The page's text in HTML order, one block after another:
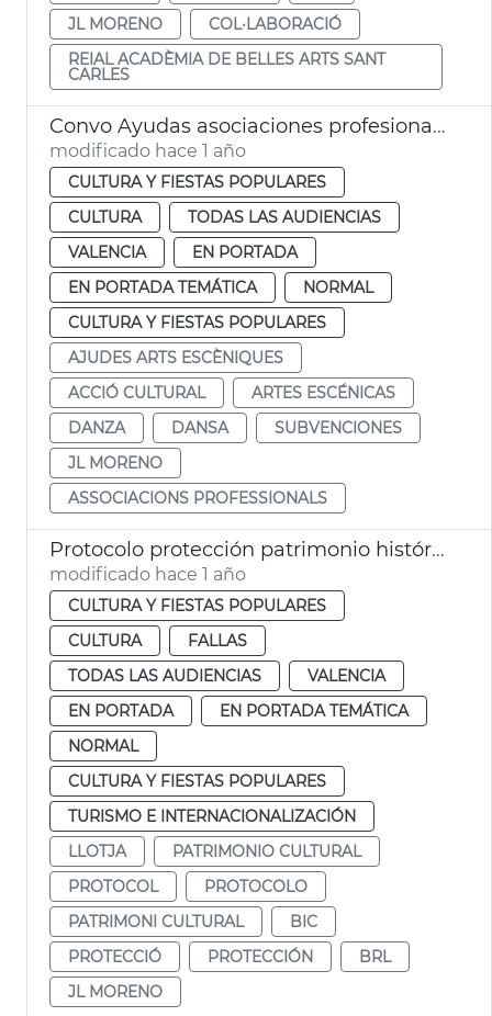
JL MORENO
COL·LABORACIÓ
REIAL ACADÈMIA DE BELLES ARTS SANT
CARLES
Convo Ayudas asociaciones profesionales Artes Escénicas 2025
modificado hace 1 año
CULTURA Y FIESTAS POPULARES
CULTURA
TODAS LAS AUDIENCIAS
VALENCIA
EN PORTADA
EN PORTADA TEMÁTICA
NORMAL
CULTURA Y FIESTAS POPULARES
AJUDES ARTS ESCÈNIQUES
ACCIÓ CULTURAL
ARTES ESCÉNICAS
DANZA
DANSA
SUBVENCIONES
JL MORENO
ASSOCIACIONS PROFESSIONALS
Protocolo protección patrimonio histórico de València Fallas 2025
modificado hace 1 año
CULTURA Y FIESTAS POPULARES
CULTURA
FALLAS
TODAS LAS AUDIENCIAS
VALENCIA
EN PORTADA
EN PORTADA TEMÁTICA
NORMAL
CULTURA Y FIESTAS POPULARES
TURISMO E INTERNACIONALIZACIÓN
LLOTJA
PATRIMONIO CULTURAL
PROTOCOL
PROTOCOLO
PATRIMONI CULTURAL
BIC
PROTECCIÓ
PROTECCIÓN
BRL
JL MORENO